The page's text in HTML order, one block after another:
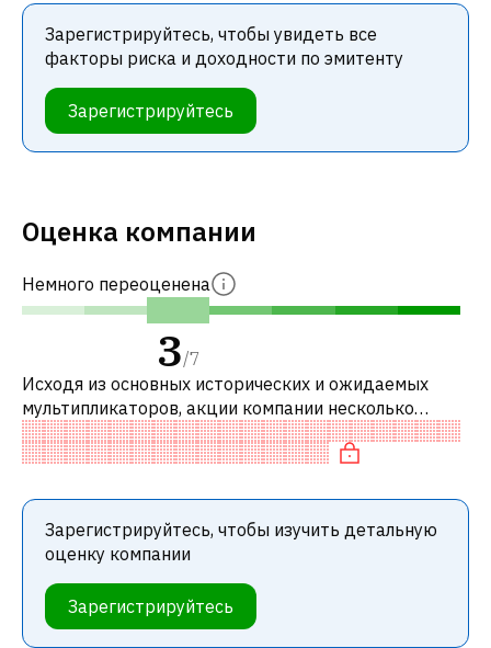
Зарегистрируйтесь, чтобы увидеть все
факторы риска и доходности по эмитенту
Зарегистрируйтесь
Оценка компании
Немного переоценена
3/7
Исходя из основных исторических и ожидаемых
мультипликаторов, акции компании несколько
переоценены по сравнению с аналогичными
компаниями. В частности, акция переоценена
Зарегистрируйтесь, чтобы изучить детальную
оценку компании
Зарегистрируйтесь